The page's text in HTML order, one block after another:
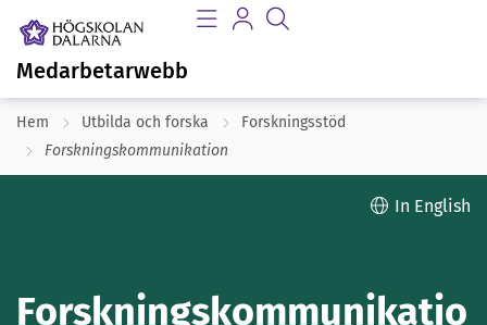
Medarbetarwebb
Hem Utbilda och forska
Forskningsstöd
Forskningskommunikation
In English
Forskningskommunikatio